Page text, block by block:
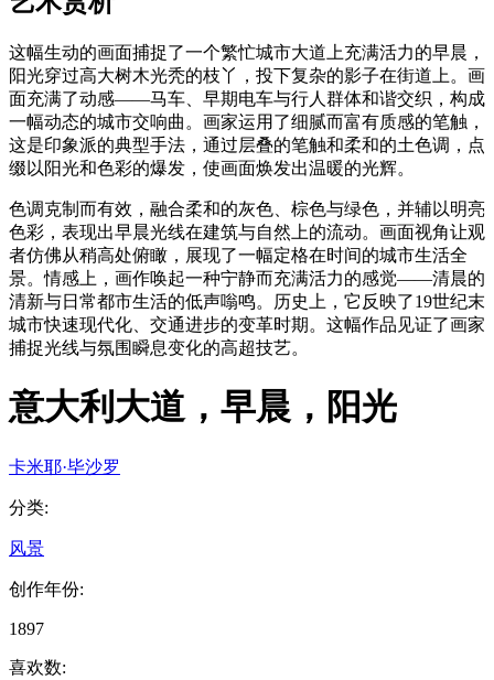
这幅生动的画面捕捉了一个繁忙城市大道上充满活力的早晨，
阳光穿过高大树木光秃的枝丫，投下复杂的影子在街道上。画
面充满了动感——马车、早期电车与行人群体和谐交织，构成
一幅动态的城市交响曲。画家运用了细腻而富有质感的笔触，
这是印象派的典型手法，通过层叠的笔触和柔和的土色调，点
缀以阳光和色彩的爆发，使画面焕发出温暖的光辉。
色调克制而有效，融合柔和的灰色、棕色与绿色，并辅以明亮
色彩，表现出早晨光线在建筑与自然上的流动。画面视角让观
者仿佛从稍高处俯瞰，展现了一幅定格在时间的城市生活全
景。情感上，画作唤起一种宁静而充满活力的感觉——清晨的
清新与日常都市生活的低声嗡鸣。历史上，它反映了19世纪末
城市快速现代化、交通进步的变革时期。这幅作品见证了画家
捕捉光线与氛围瞬息变化的高超技艺。
意大利大道，早晨，阳光
卡米耶·毕沙罗
分类:
风景
创作年份:
1897
喜欢数: